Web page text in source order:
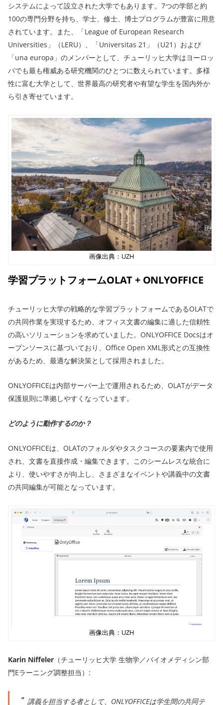
システムによって設立された大学でもあります。7つの学部と約
100の専門分野を持ち、学士、修士、博士プログラムが豊富に用意
されています。また、「League of European Research
Universities」（LERU）、「Universitas 21」（U21）および
「una europa」のメンバーとして、チューリッヒ大学はヨーロッ
パでも最も権威ある研究機関のひとつに数えられています。多様
性に富む大学として、世界最高の研究者や有望な学生を国内外か
ら引き寄せています。
画像出典：UZH
学習プラットフォームOLAT + ONLYOFFICE
チューリッヒ大学の戦略的な学習プラットフォームであるOLATで
の共同作業を実現するため、オフィス文書の編集に適した信頼性
の高いソリューションを求めていました。ONLYOFFICE Docsはオ
ープンソースに基づいており、Office Open XML形式との互換性
があるため、最適な解決策として採用されました。
ONLYOFFICEは内部サーバー上で運用されるため、OLATがデータ
保護規則に準拠しやすくなっています。
どのように動作するのか？
ONLYOFFICEは、OLATのフォルダやタスクコースの要素内で使用
され、文書を直接作成・編集できます。このシームレスな統合に
より、使いやすさが向上し、さまざまなイベントや講義中の文書
の共同編集が可能となっています。
画像出典：UZH
Karin Niffeler （チューリッヒ大学 生物学／バイオメディシン部
門Eラーニング調整担当）:
講義を担当する者として、ONLYOFFICEは学生間の共同テ